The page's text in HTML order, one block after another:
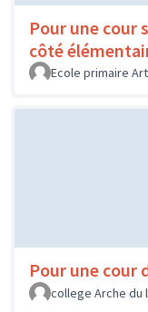
Pour une cour
côté
Ecole primaire
Pour une cour
college Arche du